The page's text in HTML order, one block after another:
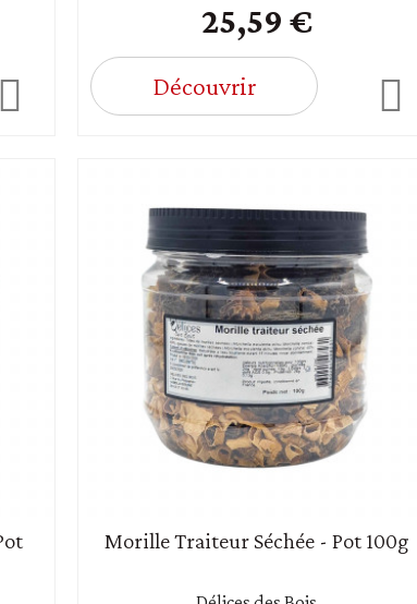
25,59 €
Découvrir
Morille Traiteur Séchée - Pot 100g